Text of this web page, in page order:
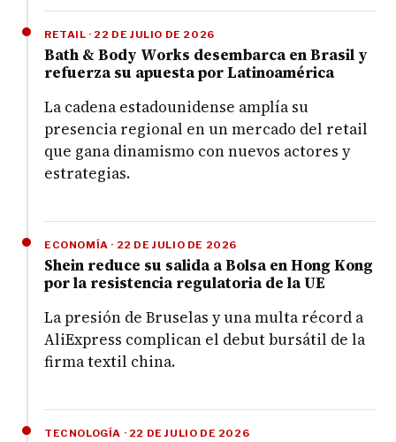
RETAIL · 22 DE JULIO DE 2026
Bath & Body Works desembarca en Brasil y
refuerza su apuesta por Latinoamérica
La cadena estadounidense amplía su
presencia regional en un mercado del retail
que gana dinamismo con nuevos actores y
estrategias.
ECONOMÍA · 22 DE JULIO DE 2026
Shein reduce su salida a Bolsa en Hong Kong
por la resistencia regulatoria de la UE
La presión de Bruselas y una multa récord a
AliExpress complican el debut bursátil de la
firma textil china.
TECNOLOGÍA · 22 DE JULIO DE 2026